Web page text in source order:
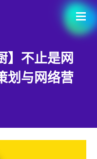
】不止是网
划与网络营